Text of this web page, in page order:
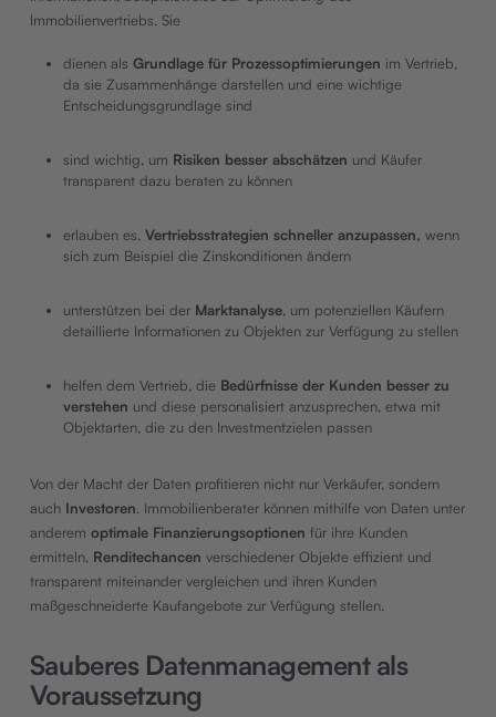
Immobilienvertriebs. Sie
dienen als Grundlage für Prozessoptimierungen im Vertrieb,
da sie Zusammenhänge darstellen und eine wichtige
Entscheidungsgrundlage sind
sind wichtig, um Risiken besser abschätzen und Käufer
transparent dazu beraten zu können
erlauben es, Vertriebsstrategien schneller anzupassen, wenn
sich zum Beispiel die Zinskonditionen ändern
unterstützen bei der Marktanalyse, um potenziellen Käufern
detaillierte Informationen zu Objekten zur Verfügung zu stellen
helfen dem Vertrieb, die Bedürfnisse der Kunden besser zu
verstehen und diese personalisiert anzusprechen, etwa mit
Objektarten, die zu den Investmentzielen passen
Von der Macht der Daten profitieren nicht nur Verkäufer, sondern
auch Investoren. Immobilienberater können mithilfe von Daten unter
anderem optimale Finanzierungsoptionen für ihre Kunden
ermitteln, Renditechancen verschiedener Objekte effizient und
transparent miteinander vergleichen und ihren Kunden
maßgeschneiderte Kaufangebote zur Verfügung stellen.
Sauberes Datenmanagement als
Voraussetzung